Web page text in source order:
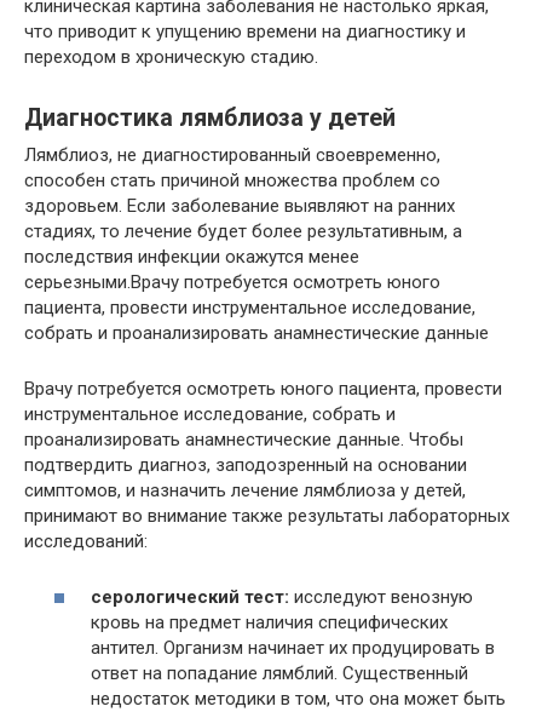
клиническая картина заболевания не настолько яркая,
что приводит к упущению времени на диагностику и
переходом в хроническую стадию.
Диагностика лямблиоза у детей
Лямблиоз, не диагностированный своевременно,
способен стать причиной множества проблем со
здоровьем. Если заболевание выявляют на ранних
стадиях, то лечение будет более результативным, а
последствия инфекции окажутся менее
серьезными.Врачу потребуется осмотреть юного
пациента, провести инструментальное исследование,
собрать и проанализировать анамнестические данные
Врачу потребуется осмотреть юного пациента, провести
инструментальное исследование, собрать и
проанализировать анамнестические данные. Чтобы
подтвердить диагноз, заподозренный на основании
симптомов, и назначить лечение лямблиоза у детей,
принимают во внимание также результаты лабораторных
исследований:
серологический тест: исследуют венозную
кровь на предмет наличия специфических
антител. Организм начинает их продуцировать в
ответ на попадание лямблий. Существенный
недостаток методики в том, что она может быть